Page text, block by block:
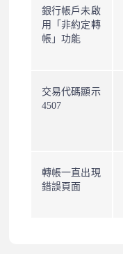
銀行帳戶未啟
用「非約定轉
帳」功能
交易代碼顯示
4507
轉帳一直出現
錯誤頁面